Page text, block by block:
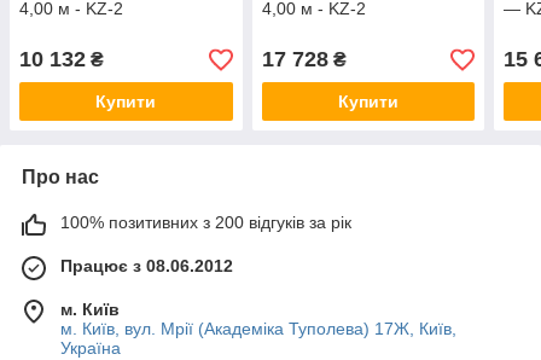
4,00 м - KZ-2
10 132 ₴
Купити
4,00 м - KZ-2
17 728₴
Купити
—
15
Про нас
100% позитивних з 200 відгуків за рік
Працює з 08.06.2012
м. Київ
м. Київ, вул. Мрії (Академіка Туполева) 17Ж, Київ,
Україна